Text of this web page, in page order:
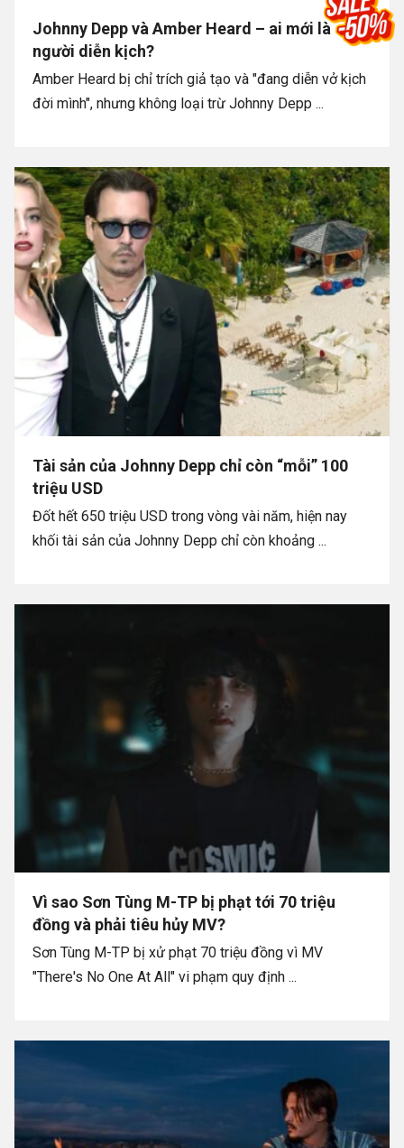
Johnny Depp và Amber Heard – ai mới là
người diễn kịch?
Amber Heard bị chỉ trích giả tạo và "đang diễn vở kịch
đời mình", nhưng không loại trừ Johnny Depp ...
Tài sản của Johnny Depp chỉ còn “mỗi” 100
triệu USD
Đốt hết 650 triệu USD trong vòng vài năm, hiện nay
khối tài sản của Johnny Depp chỉ còn khoảng ...
Vì sao Sơn Tùng M-TP bị phạt tới 70 triệu
đồng và phải tiêu hủy MV?
Sơn Tùng M-TP bị xử phạt 70 triệu đồng vì MV
"There's No One At All" vi phạm quy định ...